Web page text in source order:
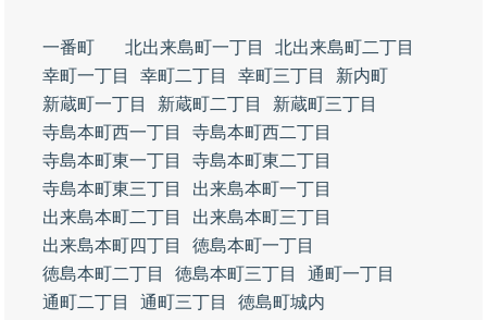
一番町 北出来島町一丁目
北出来島町二丁目
幸町一丁目
幸町二丁目 幸町三丁目
新内町
新蔵町一丁目
新蔵町二丁目
新蔵町三丁目
寺島本町西一丁目
寺島本町西二丁目
寺島本町東一丁目
寺島本町東二丁目
寺島本町東三丁目
出来島本町一丁目
出来島本町二丁目
出来島本町三丁目
出来島本町四丁目
徳島本町一丁目
徳島本町二丁目
徳島本町三丁目
通町一丁目
通町二丁目
通町三丁目
徳島町城内